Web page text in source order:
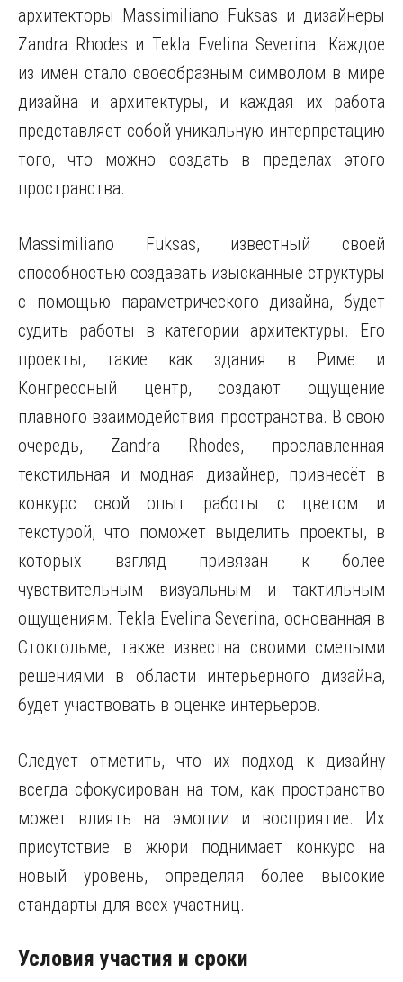
архитекторы Massimiliano Fuksas и дизайнеры
Zandra Rhodes и Tekla Evelina Severina. Каждое
из имен стало своеобразным символом в мире
дизайна и архитектуры, и каждая их работа
представляет собой уникальную интерпретацию
того, что можно создать в пределах этого
пространства.
Massimiliano Fuksas, известный своей
способностью создавать изысканные структуры
с помощью параметрического дизайна, будет
судить работы в категории архитектуры. Его
проекты, такие как здания в Риме и
Конгрессный центр, создают ощущение
плавного взаимодействия пространства. В свою
очередь, Zandra Rhodes, прославленная
текстильная и модная дизайнер, привнесёт в
конкурс свой опыт работы с цветом и
текстурой, что поможет выделить проекты, в
которых взгляд привязан к более
чувствительным визуальным и тактильным
ощущениям. Tekla Evelina Severina, основанная в
Стокгольме, также известна своими смелыми
решениями в области интерьерного дизайна,
будет участвовать в оценке интерьеров.
Следует отметить, что их подход к дизайну
всегда сфокусирован на том, как пространство
может влиять на эмоции и восприятие. Их
присутствие в жюри поднимает конкурс на
новый уровень, определяя более высокие
стандарты для всех участниц.
Условия участия и сроки